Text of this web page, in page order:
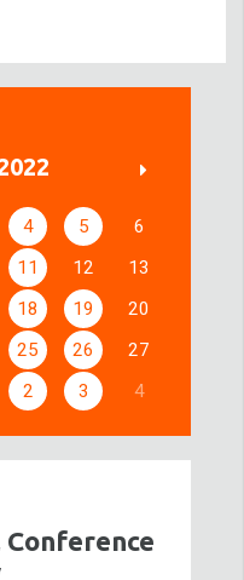
4 5
6
11 12
13
18 19
20
25 26
27
2 3 4